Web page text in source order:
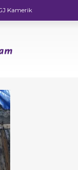
Kamerik